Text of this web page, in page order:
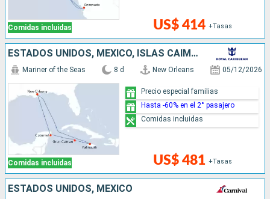
Comidas incluidas US$ 414 +Tasas
ESTADOS UNIDOS, MÉXICO, ISLAS CAIMÁN, JAMAICA
Comidas incluidas
Mariner of the Seas 8 d New Orleans 05/12/2026
US$ 481 +Tasas
Precio especial familias
Hasta -60% en el 2° pasajero
Comidas incluidas
ESTADOS UNIDOS, MÉXICO